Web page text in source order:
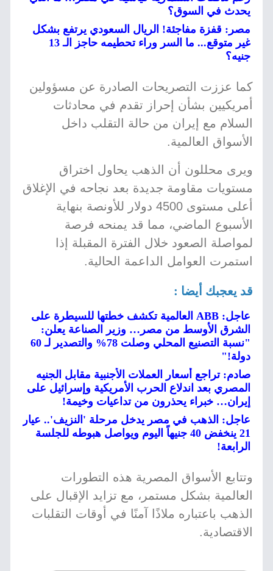
يحدث في السوق؟
مصر: قفزة مفاجئة! الريال السعودي يرتفع بشكل
غير متوقع... ما السر وراء تحطيمه حاجز الـ 13
جنيه؟
كما عززت التصريحات الصادرة عن مسؤولين
أمريكيين بشأن إحراز تقدم في محادثات
السلام مع إيران من حالة التقلب داخل
الأسواق العالمية.
ويرى محللون أن الذهب يحاول اختراق
مستويات مقاومة جديدة بعد نجاحه في الإغلاق
أعلى مستوى 4500 دولار للأونصة بنهاية
الأسبوع الماضي، مما قد يمنحه فرصة
لمواصلة الصعود خلال الفترة المقبلة إذا
استمرت العوامل الداعمة الحالية.
قد يعجبك أيضا :
عاجل: ABB العالمية تكشف خطتها للسيطرة على
الشرق الأوسط من مصر… وزير الصناعة يعلن:
"نسبة التصنيع المحلي وصلت 78% والتصدير لـ 60
دولة!"
صادم: تراجع أسعار العملات الأجنبية مقابل الجنيه
المصري بعد اندلاع الحرب الأمريكية وإسرائيل على
إيران… خبراء يحذرون من تداعيات وخيمة!
عاجل: الذهب في مصر يدخل مرحلة 'النزيف'.. عيار
21 ينخفض 40 جنيهاً اليوم ويواصل هبوطه للجلسة
الرابعة!
وتتابع الأسواق المصرية هذه التطورات
العالمية بشكل مستمر، مع تزايد الإقبال على
الذهب باعتباره ملاذًا آمنًا في أوقات التقلبات
الاقتصادية.